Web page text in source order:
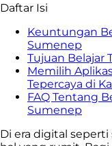
Daftar Isi
Keuntungan
Sumenep
Tujuan Belajar
Memilih
Tepercaya di
FAQ Tentang
Sumenep
Di era digital seperti